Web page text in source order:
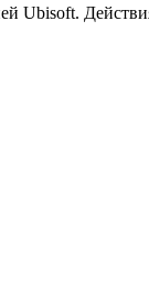
Ubisoft.